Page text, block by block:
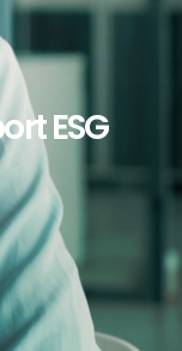
ESG